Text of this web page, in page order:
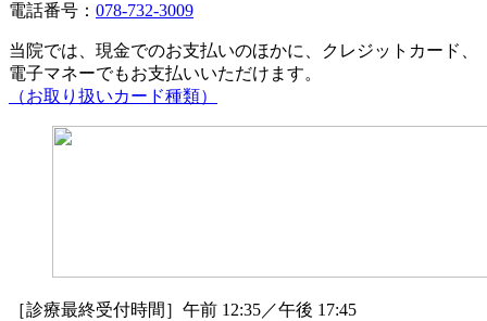
電話番号： 078-732-3009
当院では、現金でのお支払いのほかに、クレジットカード、
電子マネーでもお支払いいただけます。
（お取り扱いカード種類）
［診療最終受付時間］午前 12:35／午後 17:45